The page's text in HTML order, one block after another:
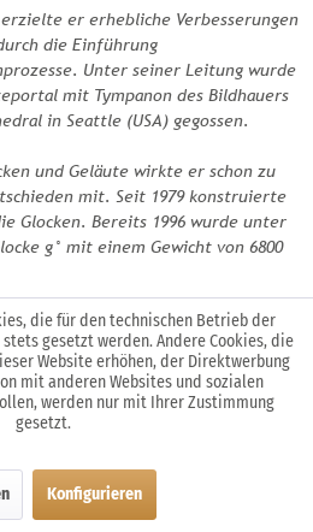
er erhebliche Verbesserungen
die Einführung
Unter seiner Leitung wurde
mit Tympanon des Bildhauers
in Seattle (USA) gegossen.
und Geläute wirkte er schon zu
mit. Seit 1979 konstruierte
Glocken. Bereits 1996 wurde unter
g° mit einem Gewicht von 6800
Oktavglocke hinaus entwickelte er
historischer Glocken,
„Legros-Geläute“ oder der Nachguss
in Zuckerhutform runden
die für den technischen Betrieb der
gesetzt werden. Andere Cookies, die
Website erhöhen, der Direktwerbung
mit anderen Websites und sozialen
werden nur mit Ihrer Zustimmung
gesetzt.
Konfigurieren